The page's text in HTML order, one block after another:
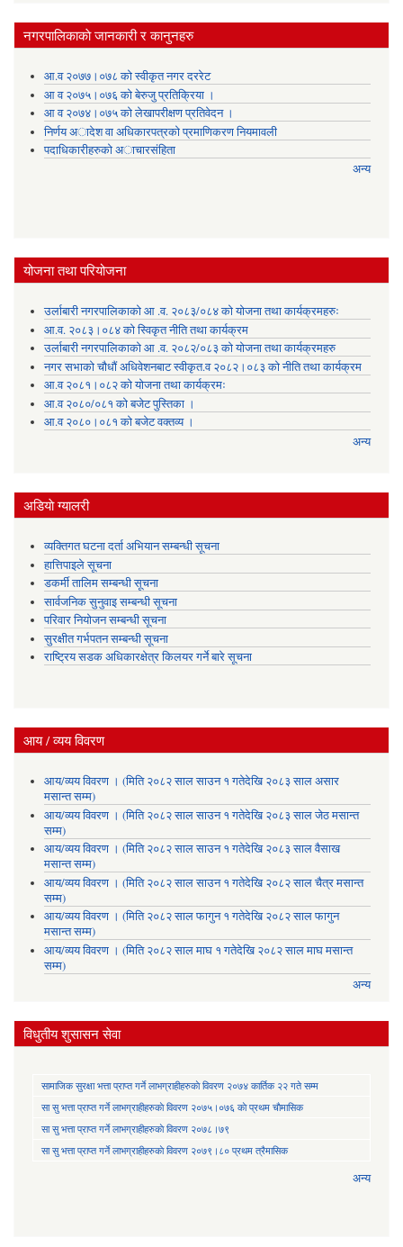
नगरपालिकाकाे जानकारी र कानुनहरु
आ.व २०७७।०७८ को स्वीकृत नगर दररेट
आ व २०७५।०७६ को बेरुजु प्रतिक्रिया ।
आ व २०७४।०७५ काे लेखापरीक्षण प्रतिवेदन ।
निर्णय अादेश वा अधिकारपत्रकाे प्रमाणिकरण नियमावली
पदाधिकारीहरुको अाचारसंहिता
अन्य
योजना तथा परियोजना
उर्लाबारी नगरपालिकाको आ .व. २०८३/०८४ को योजना तथा कार्यक्रमहरुः
आ.व. २०८३।०८४ को स्विकृत नीति तथा कार्यक्रम
उर्लाबारी नगरपालिकाको आ .व. २०८२/०८३ को योजना तथा कार्यक्रमहरु
नगर सभाको चौधौं अधिवेशनबाट स्वीकृत.व २०८२।०८३ को नीति तथा कार्यक्रम
आ.व २०८१।०८२ को योजना तथा कार्यक्रमः
आ.व २०८०/०८१ को बजेट पुस्तिका ।
आ.व २०८०।०८१ को बजेट वक्तव्य ।
अन्य
अडियाे ग्यालरी
व्यक्तिगत घटना दर्ता अभियान सम्बन्धी सूचना
हात्तिपाइले सूचना
डकर्मी तालिम सम्बन्धी सूचना
सार्वजनिक सुनुवाइ सम्बन्धी सूचना
परिवार नियोजन सम्बन्धी सूचना
सुरक्षीत गर्भपतन सम्बन्धी सूचना
राष्ट्रिय सडक अधिकारक्षेत्र किलयर गर्ने बारे सूचना
आय / व्यय विवरण
आय/व्यय विवरण । (मिति २०८२ साल साउन १ गतेदेखि २०८३ साल असार
मसान्त सम्म)
आय/व्यय विवरण । (मिति २०८२ साल साउन १ गतेदेखि २०८३ साल जेठ मसान्त
सम्म)
आय/व्यय विवरण । (मिति २०८२ साल साउन १ गतेदेखि २०८३ साल वैसाख
मसान्त सम्म)
आय/व्यय विवरण । (मिति २०८२ साल साउन १ गतेदेखि २०८२ साल चैत्र मसान्त
सम्म)
आय/व्यय विवरण । (मिति २०८२ साल फागुन १ गतेदेखि २०८२ साल फागुन
मसान्त सम्म)
आय/व्यय विवरण । (मिति २०८२ साल माघ १ गतेदेखि २०८२ साल माघ मसान्त
सम्म)
अन्य
विधुतीय शुसासन सेवा
सामाजिक सुरक्षा भत्ता प्राप्त गर्ने लाभग्राहीहरुकाे विवरण २०७४ कार्तिक २२ गते सम्म
सा‍ सु भत्ता प्राप्त गर्ने लाभग्राहीहरुकाे विवरण २०७५।०७६ काे प्रथम चाैमासिक
सा‍ सु भत्ता प्राप्त गर्ने लाभग्राहीहरुकाे विवरण २०७८।७९
सा‍ सु भत्ता प्राप्त गर्ने लाभग्राहीहरुकाे विवरण २०७९।८० प्रथम त्रैमासिक
अन्य